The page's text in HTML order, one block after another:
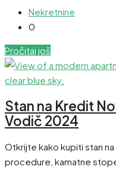
Nekretnine
0
Pročitaj još
Stan na Kredit
Vodič 2024
Otkrijte kako kupiti stan
procedure, kamatne